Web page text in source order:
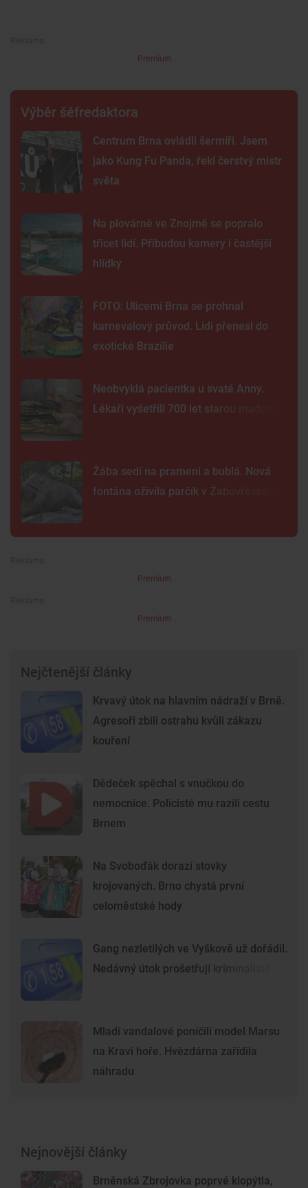
Premium
Výběr šéfredaktora
Centrum Brna ovládli šermíři. Jsem
jako Kung Fu Panda, řekl čerstvý mistr
světa
Na plovárně ve Znojmě se popralo
třicet lidí. Přibudou kamery i častější
hlídky
FOTO: Ulicemi Brna se prohnal
karnevalový průvod. Lidi přenesl do
exotické Brazílie
Neobvyklá pacientka u svaté Anny.
Lékaři vyšetřili 700 let starou madonu
Žába sedí na prameni a bublá. Nová
fontána oživila parčík v Žabovřeskách
Premium
Premium
Nejčtenější články
Krvavý útok na hlavním nádraží v Brně.
Agresoři zbili ostrahu kvůli zákazu
kouření
Dědeček spěchal s vnučkou do
nemocnice. Policisté mu razili cestu
Brnem
Na Svoboďák dorazí stovky
krojovaných. Brno chystá první
celoměstské hody
Gang nezletilých ve Vyškově už dořádil.
Nedávný útok prošetřují kriminalisté
Mladí vandalové poničili model Marsu
na Kraví hoře. Hvězdárna zařídila
náhradu
Nejnovější články
Brněnská Zbrojovka poprvé klopýtla,